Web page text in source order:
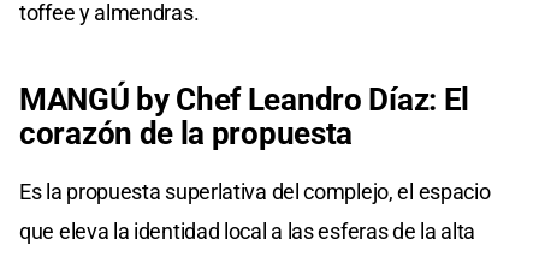
toffee y almendras.
MANGÚ by Chef Leandro Díaz: El
corazón de la propuesta
Es la propuesta superlativa del complejo, el espacio
que eleva la identidad local a las esferas de la alta